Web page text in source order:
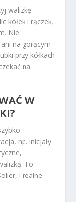
walizkę
kółek i rączek,
Nie
na gorącym
przy kółkach
na
W
np. inicjały
To
i realne